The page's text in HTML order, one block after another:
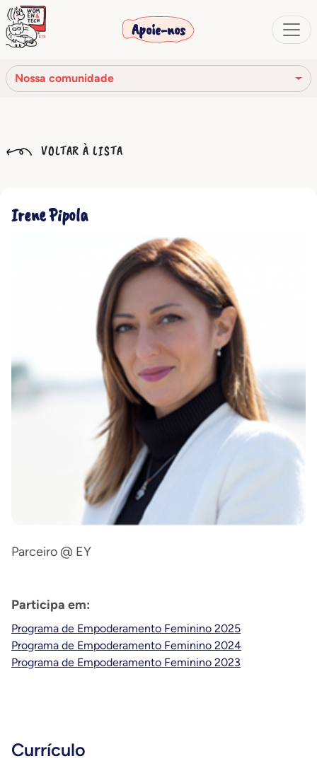
Apoie-nos
Nossa comunidade
Nossa rede
Nossa comunidade
VOLTAR À LISTA
Irene Pipola
Parceiro @ EY
Participa em:
Programa de Empoderamento Feminino 2025
Programa de Empoderamento Feminino 2024
Programa de Empoderamento Feminino 2023
Currículo